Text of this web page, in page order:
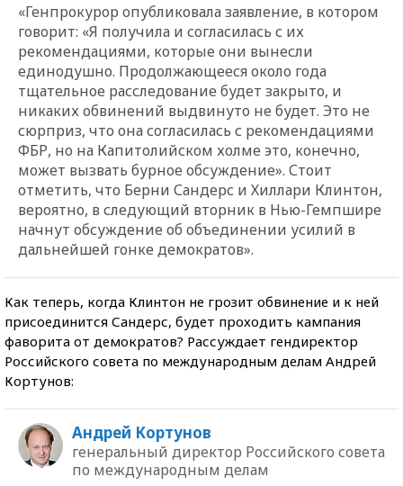
«Генпрокурор опубликовала заявление, в котором
говорит: «Я получила и согласилась с их
рекомендациями, которые они вынесли
единодушно. Продолжающееся около года
тщательное расследование будет закрыто, и
никаких обвинений выдвинуто не будет. Это не
сюрприз, что она согласилась с рекомендациями
ФБР, но на Капитолийском холме это, конечно,
может вызвать бурное обсуждение». Стоит
отметить, что Берни Сандерс и Хиллари Клинтон,
вероятно, в следующий вторник в Нью-Гемпшире
начнут обсуждение об объединении усилий в
дальнейшей гонке демократов».
Как теперь, когда Клинтон не грозит обвинение и к ней
присоединится Сандерс, будет проходить кампания
фаворита от демократов? Рассуждает гендиректор
Российского совета по международным делам Андрей
Кортунов:
Андрей Кортунов
генеральный директор Российского совета
по международным делам